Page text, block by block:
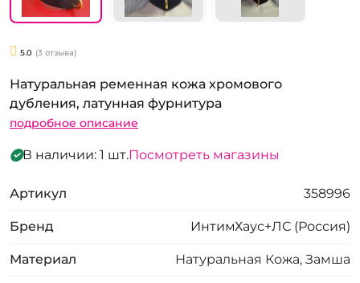
5.0 (3 отзыва)
Натуральная ременная кожа хромового
дубления, латунная фурнитура
подробное описание
В наличии: 1 шт.Посмотреть магазины
Артикул 358996
Бренд ИнтимХаус+ЛС (Россия)
Материал Натуральная Кожа, Замша